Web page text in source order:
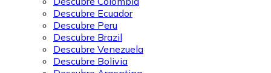
Descubre Ecuador
Descubre Peru
Descubre Brazil
Descubre Venezuela
Descubre Bolivia